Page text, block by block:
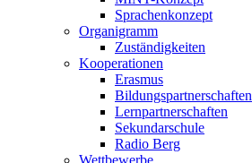
Sprachenkonzept
Organigramm
Zuständigkeiten
Kooperationen
Erasmus
Bildungspartnerschaften
Lernpartnerschaften
Sekundarschule
Radio Berg
Wettbewerbe